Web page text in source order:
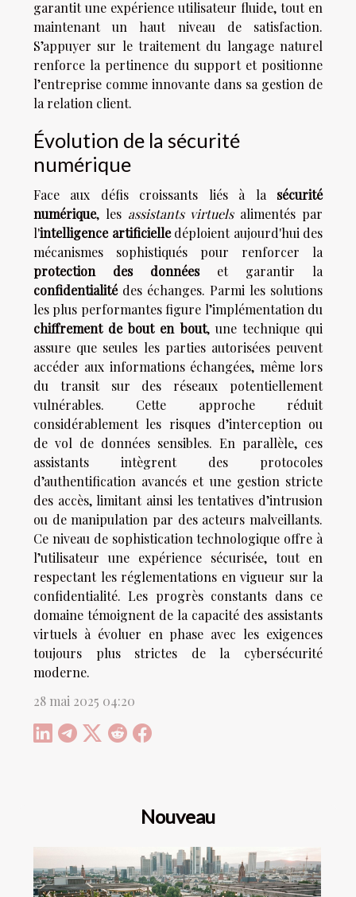
garantit une expérience utilisateur fluide, tout en
maintenant un haut niveau de satisfaction.
S’appuyer sur le traitement du langage naturel
renforce la pertinence du support et positionne
l’entreprise comme innovante dans sa gestion de
la relation client.
Évolution de la sécurité
numérique
Face aux défis croissants liés à la sécurité
numérique, les assistants virtuelsalimentés par
l'intelligence artificielledéploient aujourd'hui des
mécanismes sophistiqués pour renforcer la
protection des donnéeset garantir la
confidentialitédes échanges. Parmi les solutions
les plus performantes figure l’implémentation du
chiffrement de bout en bout, une technique qui
assure que seules les parties autorisées peuvent
accéder aux informations échangées, même lors
du transit sur des réseaux potentiellement
vulnérables. Cette approche réduit
considérablement les risques d’interception ou
de vol de données sensibles. En parallèle, ces
assistants intègrent des protocoles
d’authentification avancés et une gestion stricte
des accès, limitant ainsi les tentatives d’intrusion
ou de manipulation par des acteurs malveillants.
Ce niveau de sophistication technologique offre à
l’utilisateur une expérience sécurisée, tout en
respectant les réglementations en vigueur sur la
confidentialité. Les progrès constants dans ce
domaine témoignent de la capacité des assistants
virtuels à évoluer en phase avec les exigences
toujours plus strictes de la cybersécurité
moderne.
28 mai 2025 04:20
Nouveau